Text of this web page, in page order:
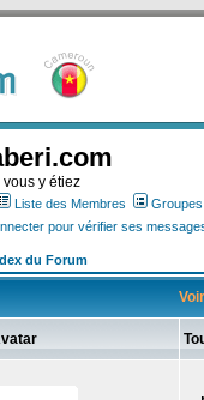
y étiez
Liste des Membres
pour vérifier ses
du Forum